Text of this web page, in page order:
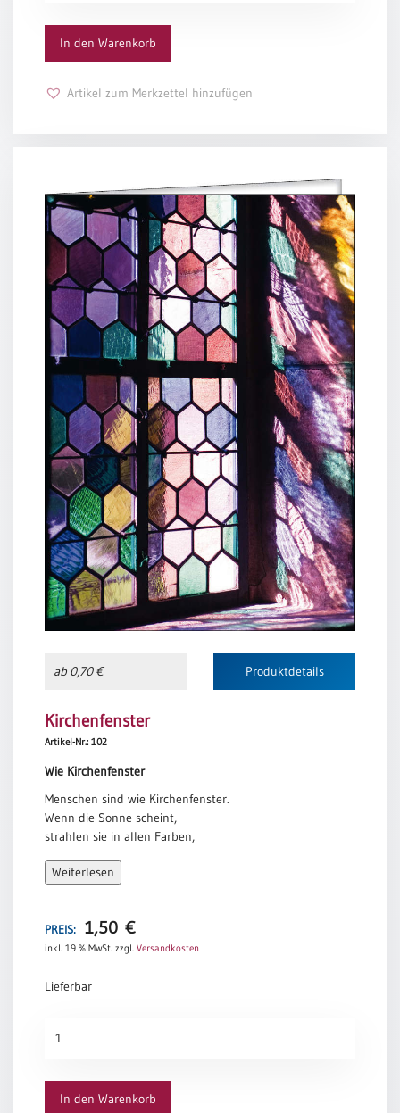
In den Warenkorb
Artikel zum Merkzettel hinzufügen
ab 0,70 € Produktdetails
Kirchenfenster
Artikel-Nr.: 102
Wie Kirchenfenster
Menschen sind wie Kirchenfenster.
Wenn die Sonne scheint,
strahlen sie in allen Farben,
aber wenn es dunkel wird,
offenbart sich ihre wahre Schönheit
Elisabeth Kübler-Ross
Weiterlesen
PREIS: 1,50 €
inkl. 19 % MwSt. zzgl. Versandkosten
Lieferbar
Menge
In den Warenkorb